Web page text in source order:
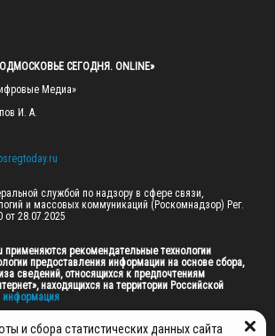
СЕГОДНЯ. ONLINE»
Медиа»
И. А.
службой по надзору в сфере связи,
и массовых коммуникаций (Роскомнадзор) Рег.
28.07.2025
применяются рекомендательные технологии
предоставления информации на основе сбора,
сведений, относящихся к предпочтениям
находящихся на территории Российской
информация
САЙТА ПРИНАДЛЕЖАТ ГАУ МО "ЦИФРОВЫЕ
и сбора статистических данных сайта